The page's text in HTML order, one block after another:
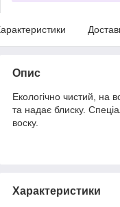
Опис
Екологічно чистий, на
та надає блиску.
воску.
Характеристики